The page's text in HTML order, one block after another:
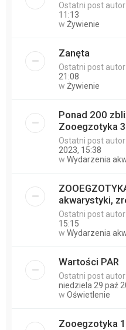
Ostatni post autor:
11:13
w Żywienie
Zanęta
Ostatni post autor:
21:08
w Żywienie
Ponad 200
Zooegzotyka
Ostatni post autor:
2023, 15:38
w Wydarzenia
akwarystyki,
Ostatni post autor:
15:15
w Wydarzenia
Wartości PAR
Ostatni post autor:
niedziela 29 paź
w Oświetlenie
Zooegzotyka